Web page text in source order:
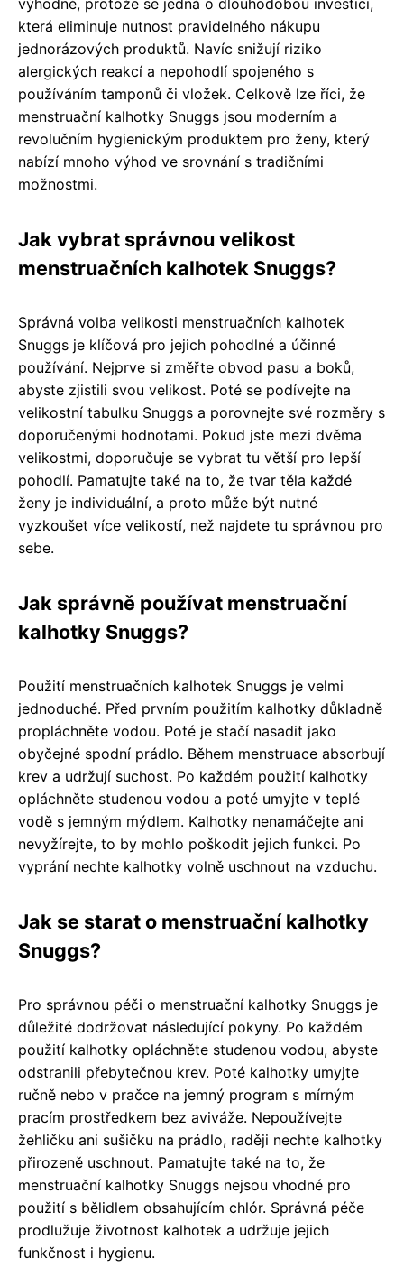
která eliminuje nutnost pravidelného nákupu
jednorázových produktů. Navíc snižují riziko
alergických reakcí a nepohodlí spojeného s
používáním tamponů či vložek. Celkově lze říci, že
menstruační kalhotky Snuggs jsou moderním a
revolučním hygienickým produktem pro ženy, který
nabízí mnoho výhod ve srovnání s tradičními
možnostmi.
Jak vybrat správnou velikost
menstruačních kalhotek Snuggs?
Správná volba velikosti menstruačních kalhotek
Snuggs je klíčová pro jejich pohodlné a účinné
používání. Nejprve si změřte obvod pasu a boků,
abyste zjistili svou velikost. Poté se podívejte na
velikostní tabulku Snuggs a porovnejte své rozměry s
doporučenými hodnotami. Pokud jste mezi dvěma
velikostmi, doporučuje se vybrat tu větší pro lepší
pohodlí. Pamatujte také na to, že tvar těla každé
ženy je individuální, a proto může být nutné
vyzkoušet více velikostí, než najdete tu správnou pro
sebe.
Jak správně používat menstruační
kalhotky Snuggs?
Použití menstruačních kalhotek Snuggs je velmi
jednoduché. Před prvním použitím kalhotky důkladně
propláchněte vodou. Poté je stačí nasadit jako
obyčejné spodní prádlo. Během menstruace absorbují
krev a udržují suchost. Po každém použití kalhotky
opláchněte studenou vodou a poté umyjte v teplé
vodě s jemným mýdlem. Kalhotky nenamáčejte ani
nevyžírejte, to by mohlo poškodit jejich funkci. Po
vyprání nechte kalhotky volně uschnout na vzduchu.
Jak se starat o menstruační kalhotky
Snuggs?
Pro správnou péči o menstruační kalhotky Snuggs je
důležité dodržovat následující pokyny. Po každém
použití kalhotky opláchněte studenou vodou, abyste
odstranili přebytečnou krev. Poté kalhotky umyjte
ručně nebo v pračce na jemný program s mírným
pracím prostředkem bez aviváže. Nepoužívejte
žehličku ani sušičku na prádlo, raději nechte kalhotky
přirozeně uschnout. Pamatujte také na to, že
menstruační kalhotky Snuggs nejsou vhodné pro
použití s bělidlem obsahujícím chlór. Správná péče
prodlužuje životnost kalhotek a udržuje jejich
funkčnost i hygienu.